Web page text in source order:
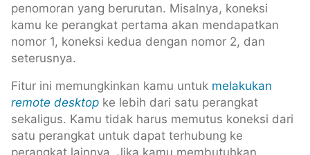
penomoran yang berurutan. Misalnya, koneksi
kamu ke perangkat pertama akan mendapatkan
nomor 1, koneksi kedua dengan nomor 2, dan
seterusnya.
Fitur ini memungkinkan kamu untuk melakukan
remote desktop ke lebih dari satu perangkat
sekaligus. Kamu tidak harus memutus koneksi dari
satu perangkat untuk dapat terhubung ke
perangkat lainnya. Jika kamu membutuhkan